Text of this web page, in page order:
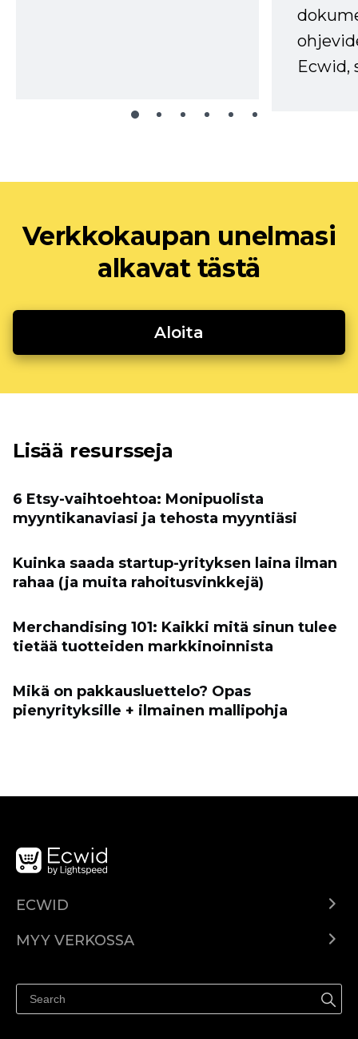
Ecwid,
Verkkokaupan unelmasi
alkavat tästä
Aloita
Lisää resursseja
6 Etsy-vaihtoehtoa: Monipuolista
myyntikanaviasi ja tehosta myyntiäsi
Kuinka saada startup-yrityksen laina ilman
rahaa (ja muita rahoitusvinkkejä)
Merchandising 101: Kaikki mitä sinun tulee
tietää tuotteiden markkinoinnista
Mikä on pakkausluettelo? Opas
pienyrityksille + ilmainen mallipohja
ECWID
Hinnoittelu
MYY VERKOSSA
Myy Facebookissa
Myy Instagramissa